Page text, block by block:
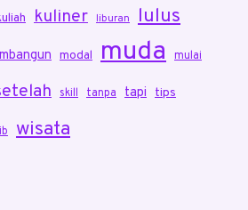
kuliner liburan lulus
modal muda mulai
skill tanpa tapi tips
wisata